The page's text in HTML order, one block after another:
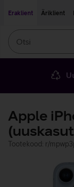
Eraklient
Äriklient
Apple
Tootekood: r/